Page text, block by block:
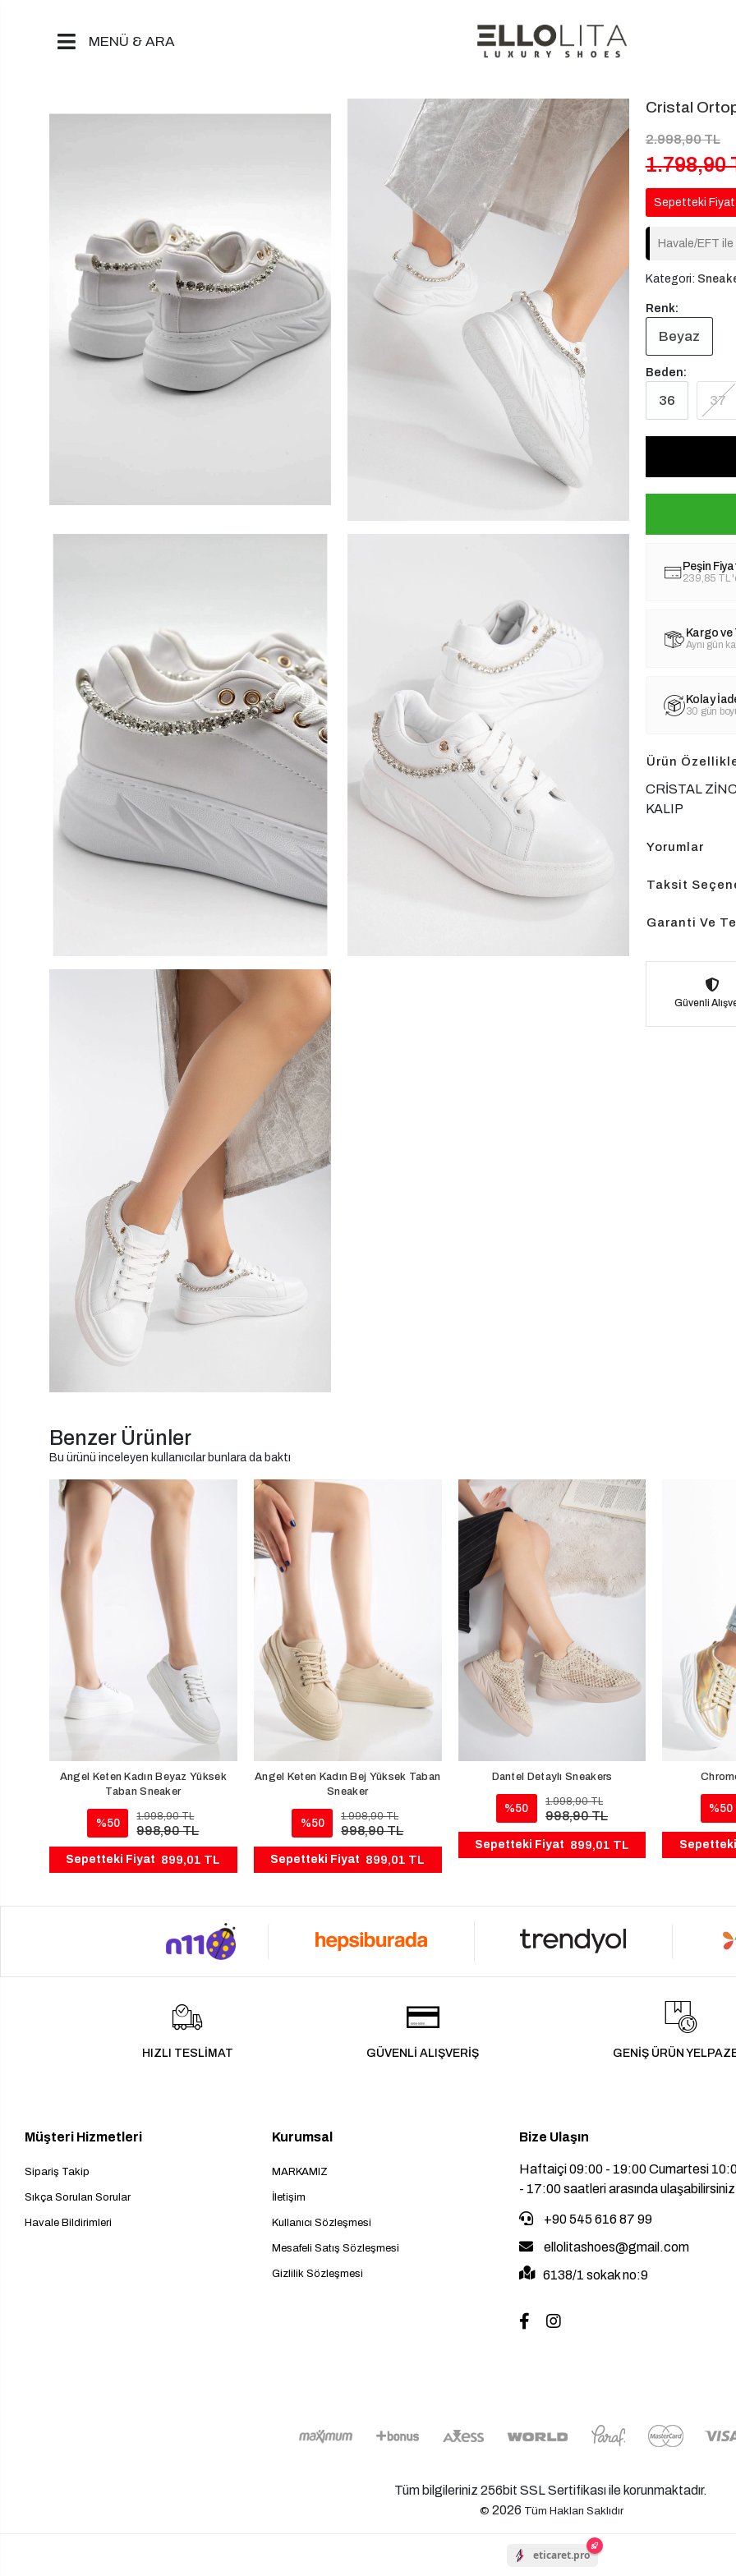
MENÜ & ARA
Cristal
2.998,90 TL
1.798,90
Sepetteki Fiyat
Havale/EFT ile
Kategori:
Renk:
Beyaz
Beden:
36 37
Peşin
239,85 TL
Kargo
Aynı gün
Kolay
30 gün
Ürün
CRİSTAL
KALIP
Yorumlar
Taksit
Garanti Ve
Güvenli
Benzer Ürünler
Bu ürünü inceleyen kullanıcılar bunlara da baktı
Angel Keten Kadın Beyaz Yüksek
Taban Sneaker
%50
1.998,90 TL
998,90 TL
Sepetteki Fiyat 899,01 TL
Angel Keten Kadın Bej Yüksek Taban
Sneaker
%50
1.998,90 TL
998,90 TL
Sepetteki Fiyat 899,01 TL
Dantel Detaylı Sneakers
%50
1.998,90 TL
998,90 TL
Sepetteki Fiyat 899,01 TL
%50
HIZLI TESLİMAT GÜVENLİ ALIŞVERİŞ GENİŞ ÜRÜN
Müşteri Hizmetleri
Sipariş Takip
Sıkça Sorulan Sorular
Havale Bildirimleri
Kurumsal
MARKAMIZ
İletişim
Kullanıcı Sözleşmesi
Mesafeli Satış Sözleşmesi
Gizlilik Sözleşmesi
Bize Ulaşın
Haftaiçi 09:00 - 19:00 Cumartesi
- 17:00 saatleri arasında
+90 545 616 87 99
ellolitashoes@gmail.com
6138/1 sokak no:9
Tüm bilgileriniz 256bit SSL Sertifikası ile korunmaktadır.
©2026 Tüm Hakları Saklıdır
eticaret.pro